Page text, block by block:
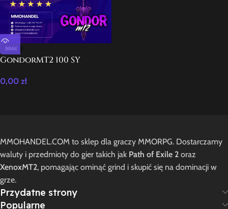
BRAK
GondorMT2 100 SY
0,00 zł
MMOHANDEL.COM to sklep dla graczy MMORPG. Dostarczamy
waluty i przedmioty do gier takich jak Path of Exile 2 oraz
XenoxMT2, pomagając ominąć grind i skupić się na dominacji w
grze.
Przydatne strony
Popularne